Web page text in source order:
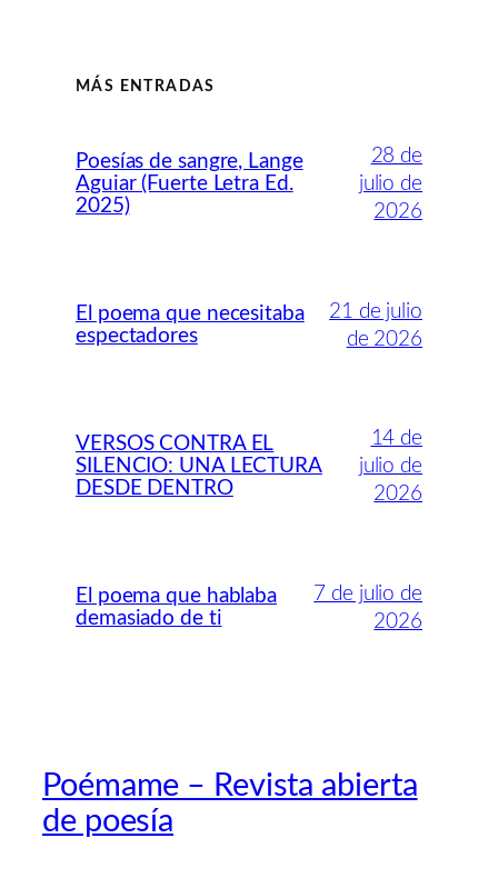
MÁS ENTRADAS
Poesías de sangre, Lange
Aguiar (Fuerte Letra Ed.
2025)
28 de
julio de
2026
El poema que necesitaba
espectadores
21 de julio
de 2026
VERSOS CONTRA EL
SILENCIO: UNA LECTURA
DESDE DENTRO
14 de
julio de
2026
El poema que hablaba
demasiado de ti
7 de julio de
2026
Poémame – Revista abierta
de poesía